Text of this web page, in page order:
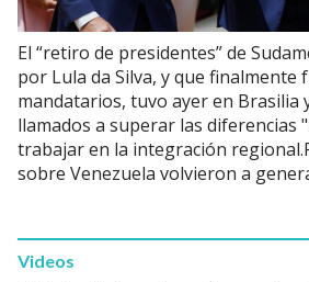
El “retiro de presidentes” de
por Lula da Silva, y que finalmente
mandatarios, tuvo ayer en Brasilia
llamados a superar las diferencias
trabajar en la integración
sobre Venezuela volvieron a
Videos